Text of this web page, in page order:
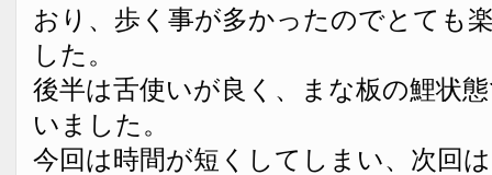
おり、歩く事が多かったのでとても
した。
後半は舌使いが良く、まな板の鯉状
いました。
今回は時間が短くしてしまい、次回